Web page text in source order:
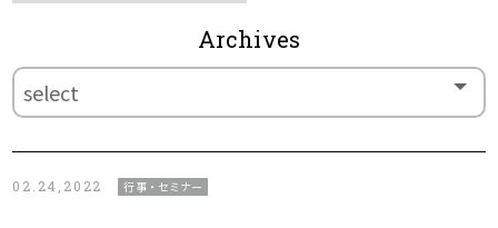
Archives
02.24,2022 行事・セミナー